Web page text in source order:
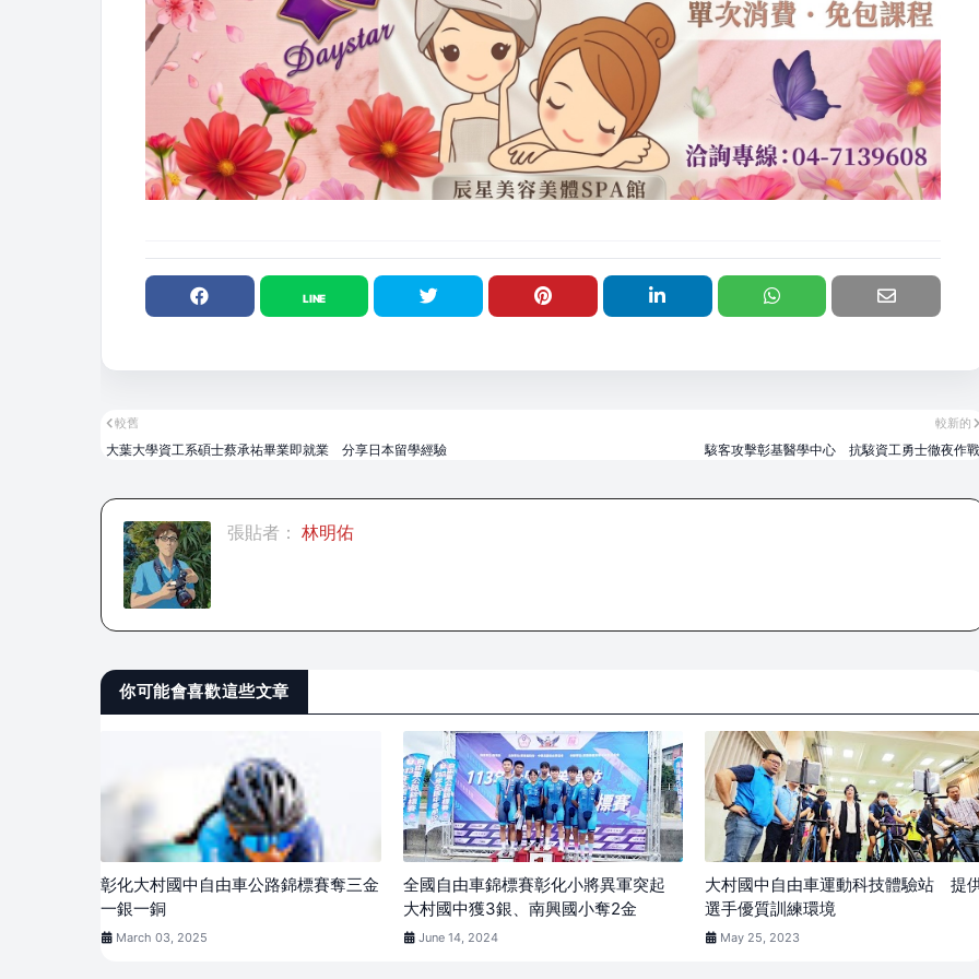
較新的
駭客攻擊彰基醫學中心 抗駭資工勇士徹夜作戰
較舊
大葉大學資工系碩士蔡承祐畢業即就業 分享日本留學經驗
張貼者： 林明佑
你可能會喜歡這些文章
彰化大村國中自由車公路錦標賽奪三金
一銀一銅
March 03, 2025
全國自由車錦標賽彰化小將異軍突起
大村國中獲3銀、南興國小奪2金
June 14, 2024
大村國中自由車運動科技體驗站 提
選手優質訓練環境
May 25, 2023